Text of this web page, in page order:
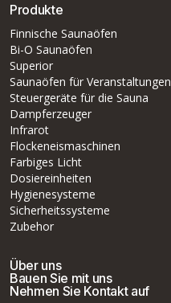
Produkte
Finnische Saunaöfen
Bi-O Saunaöfen
Superior
Saunaöfen für Veranstaltungen
Steuergeräte für die Sauna
Dampferzeuger
Infrarot
Flockeneismaschinen
Farbiges Licht
Dosiereinheiten
Hygienesysteme
Sicherheitssysteme
Zubehor
Über uns
Bauen Sie mit uns
Nehmen Sie Kontakt auf